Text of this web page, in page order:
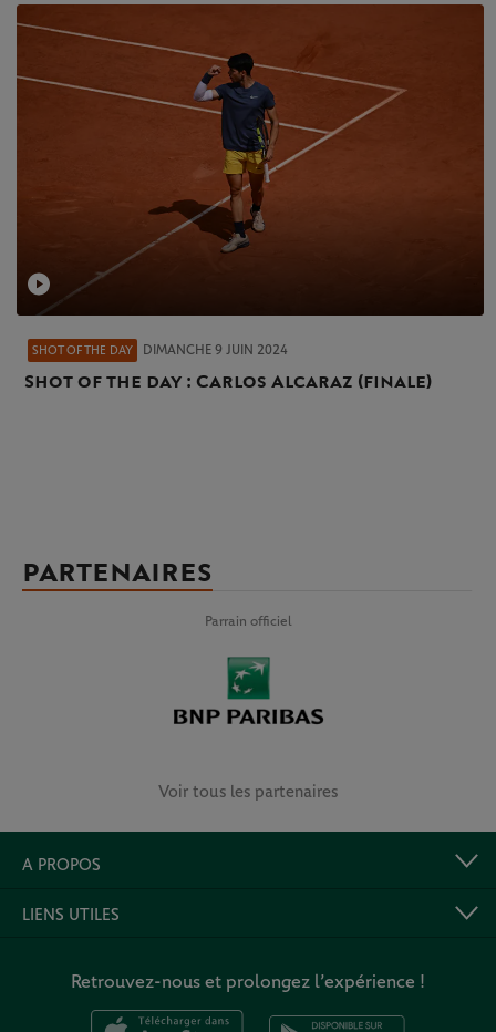
SHOT OF THE DAY DIMANCHE 9 JUIN 2024
Shot of the day : Carlos Alcaraz (finale)
PARTENAIRES
Parrain officiel
Voir tous les partenaires
A PROPOS
LIENS UTILES
Retrouvez-nous et prolongez l’expérience !